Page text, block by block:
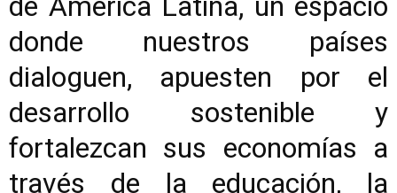
donde nuestros países
dialoguen, apuesten por el
desarrollo sostenible y
fortalezcan sus economías a
través de la educación, la